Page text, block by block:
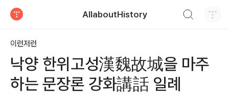
AllaboutHistory
이런저런
낙양 한위고성漢魏故城을 마주
하는 문장론 강화講話 일례